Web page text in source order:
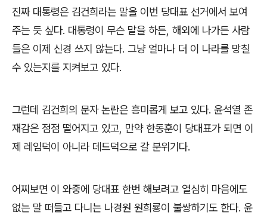
진짜 대통령은 김건희라는 말을 이번 당대표 선거에서 보여
주는 듯 싶다. 대통령이 무슨 말을 하든 해외에 나가든 사람
들은 이제 신경 쓰지 않는다. 그냥 얼마나 더 이 나라를 망칠
수 있는지를 지켜보고 있다.
그런데 김건희의 문자 논란은 흥미롭게 보고 있다. 윤석열 존
재감은 점점 떨어지고 있고 만약 한동훈이 당대표가 되면 이
제 레임덕이 아니라 데드덕으로 갈 분위기다.
어찌보면 이 와중에 당대표 한번 해보려고 열심히 마음에도
없는 말 떠들고 다니는 나경원 원희룡이 불쌍하기도 한다. 윤